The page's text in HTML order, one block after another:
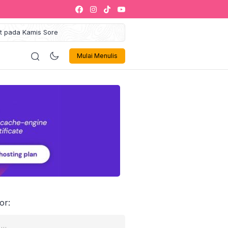
pada Kamis Sore
Maulid Akbar 2025
Jadi Muzakki
Sukses Siap Jadi Ikon
Leadership Training
Inovasi dan Tata Kelola
Akan Dibebaskan
Penerima Manfaat
Mulai Menulis
Politik Olahraga Musik 🎶